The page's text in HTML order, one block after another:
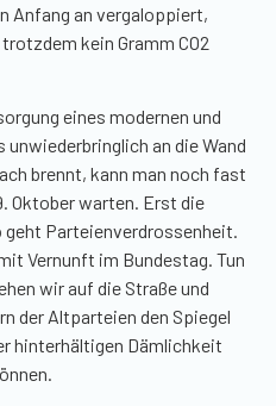
Anfang an vergaloppiert,
kein Gramm CO2
eines modernen und
an die Wand
brennt, kann man noch fast
Oktober warten. Erst die
geht Parteienverdrossenheit.
Vernunft im Bundestag. Tun
wir auf die Straße und
der Altparteien den Spiegel
hinterhältigen Dämlichkeit